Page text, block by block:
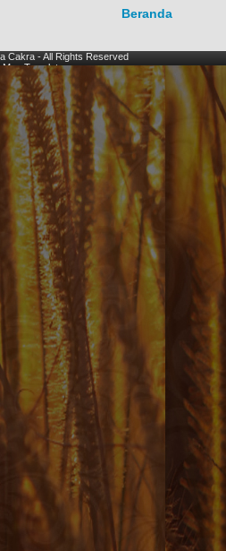
Beranda
Cakra - All Rights Reserved
Mas Template